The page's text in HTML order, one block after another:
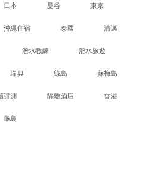
日本 曼谷 東京
沖繩住宿 泰國 清邁
潛水教練 潛水旅遊
瑞典 綠島 蘇梅島
評測 隔離酒店 香港
龜島